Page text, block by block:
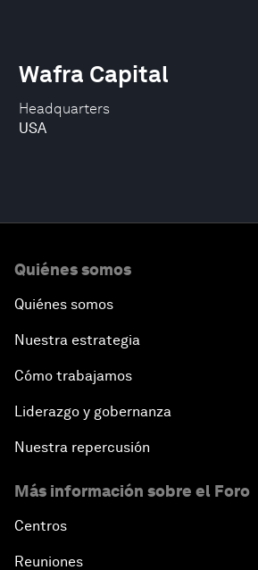
Headquarters
USA
Wafra Capital
Quiénes somos
Quiénes somos
Nuestra estrategia
Cómo trabajamos
Liderazgo y gobernanza
Nuestra repercusión
Más información sobre el Foro
Centros
Reuniones